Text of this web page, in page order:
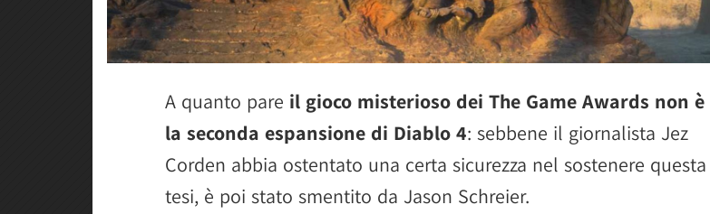
A quanto pare il gioco misterioso dei The Game Awards non è
la seconda espansione di Diablo 4: sebbene il giornalista Jez
Corden abbia ostentato una certa sicurezza nel sostenere questa
tesi, è poi stato smentito da Jason Schreier.